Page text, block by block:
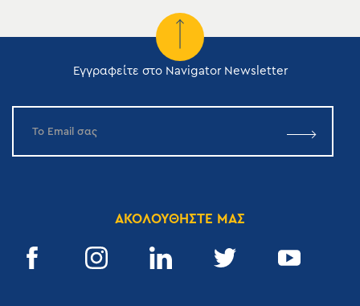
Εγγραφείτε στο Navigator Newsletter
ΑΚΟΛΟΥΘΗΣΤΕ ΜΑΣ